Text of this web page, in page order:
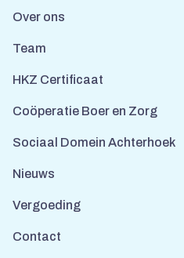
Over ons
Team
HKZ Certificaat
Coöperatie Boer en Zorg
Sociaal Domein Achterhoek
Nieuws
Vergoeding
Contact